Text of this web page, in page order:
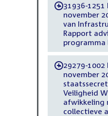
-31936-
november
van
Rapport
programma
-29279-1002
november
Veiligheid
afwikkeling
collectieve